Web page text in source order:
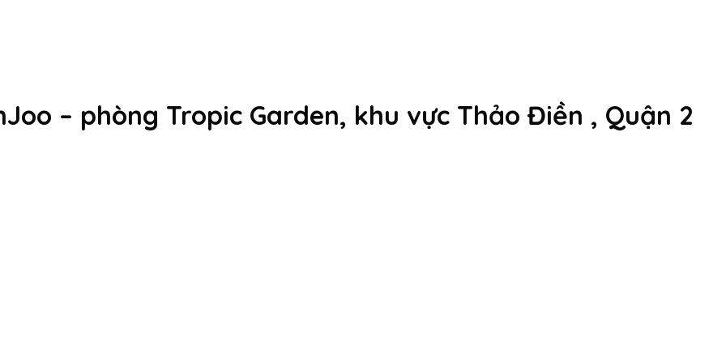
– phòng Tropic Garden, khu vực Thảo Điền , Quận 2